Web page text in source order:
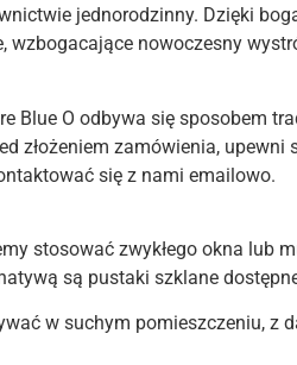
jednorodzinny. Dzięki
wzbogacające nowoczesny
Blue O odbywa się sposobem
złożeniem zamówienia,
się z nami emailowo.
stosować zwykłego okna lub
są pustaki szklane
w suchym pomieszczeniu, z